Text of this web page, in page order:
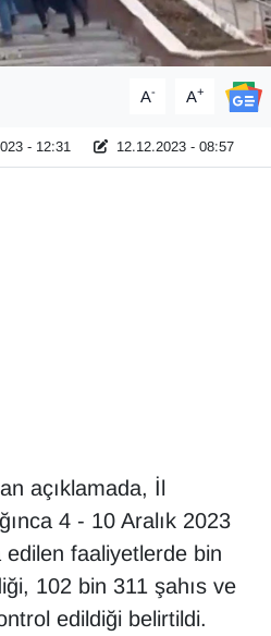
A- A+
- 12:31 12.12.2023 - 08:57
açıklamada, İl
4 - 10 Aralık 2023
faaliyetlerde bin
102 bin 311 şahıs ve
edildiği belirtildi.